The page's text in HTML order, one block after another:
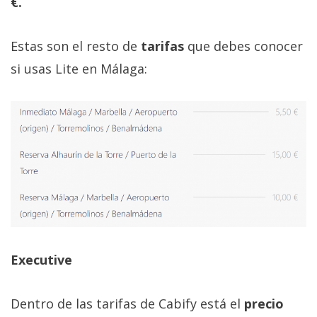
Estas son el resto de tarifas que debes conocer
si usas Lite en Málaga:
Executive
Dentro de las tarifas de Cabify está el precio